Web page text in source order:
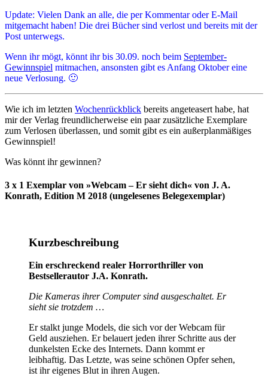
Update: Vielen Dank an alle, die per Kommentar oder E-Mail
mitgemacht haben! Die drei Bücher sind verlost und bereits mit der
Post unterwegs.
Wenn ihr mögt, könnt ihr bis 30.09. noch beim September-
Gewinnspiel mitmachen, ansonsten gibt es Anfang Oktober eine
neue Verlosung. 🙂
Wie ich im letzten Wochenrückblick bereits angeteasert habe, hat
mir der Verlag freundlicherweise ein paar zusätzliche Exemplare
zum Verlosen überlassen, und somit gibt es ein außerplanmäßiges
Gewinnspiel!
Was könnt ihr gewinnen?
3 x 1 Exemplar von »Webcam – Er sieht dich« von J. A.
Konrath, Edition M 2018 (ungelesenes Belegexemplar)
Kurzbeschreibung
Ein erschreckend realer Horrorthriller von
Bestsellerautor J.A. Konrath.
Die Kameras ihrer Computer sind ausgeschaltet. Er
sieht sie trotzdem …
Er stalkt junge Models, die sich vor der Webcam für
Geld ausziehen. Er belauert jeden ihrer Schritte aus der
dunkelsten Ecke des Internets. Dann kommt er
leibhaftig. Das Letzte, was seine schönen Opfer sehen,
ist ihr eigenes Blut in ihren Augen.